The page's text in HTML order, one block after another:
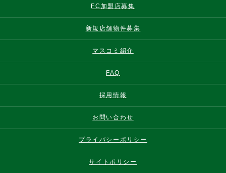
FC加盟店募集
新規店舗物件募集
マスコミ紹介
FAQ
採用情報
お問い合わせ
プライバシーポリシー
サイトポリシー